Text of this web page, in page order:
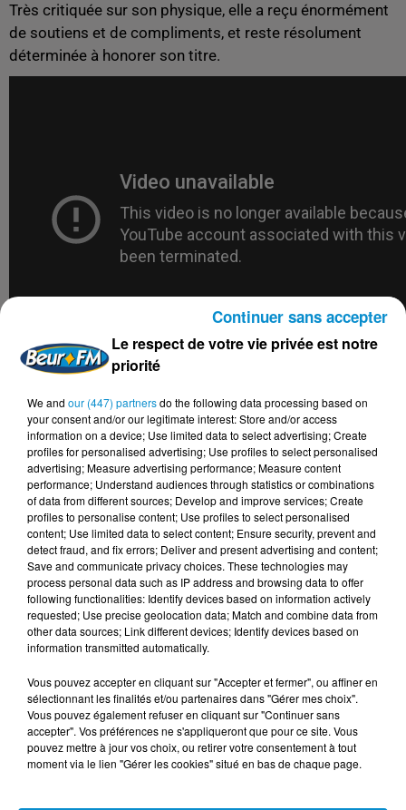
Très critiquée sur son physique, elle a reçu énormément
de soutiens et de compliments, et reste résolument
déterminée à honorer son titre.
FIL D'ACTUS
5 août 2026
Visas français : l’Algérie décroche, le
Maroc et la Tunisie...
4 août 2026
152 Palestiniens tués en juillet, le bilan
mensuel le plus lourd de...
4 août 2026
Mort de Cheikh F., l’enquête fragilise la
Le respect de votre vie privée est notre
priorité
We and our (447) partnersdo the following data processing based on
your consent and/or our legitimate interest: Store and/or access
information on a device; Use limited data to select advertising; Create
profiles for personalised advertising; Use profiles to select personalised
advertising; Measure advertising performance; Measure content
performance; Understand audiences through statistics or combinations
of data from different sources; Develop and improve services; Create
profiles to personalise content; Use profiles to select personalised
content; Use limited data to select content; Ensure security, prevent and
detect fraud, and fix errors; Deliver and present advertising and content;
Save and communicate privacy choices. These technologies may
process personal data such as IP address and browsing data to offer
following functionalities: Identify devices based on information actively
requested; Use precise geolocation data; Match and combine data from
other data sources; Link different devices; Identify devices based on
information transmitted automatically.
Vous pouvez accepter en cliquant sur "Accepter et fermer", ou affiner en
sélectionnant les finalités et/ou partenaires dans "Gérer mes choix".
Vous pouvez également refuser en cliquant sur "Continuer sans
accepter". Vos préférences ne s'appliqueront que pour ce site. Vous
pouvez mettre à jour vos choix, ou retirer votre consentement à tout
moment via le lien "Gérer les cookies" situé en bas de chaque page.
Continuer sans accepter